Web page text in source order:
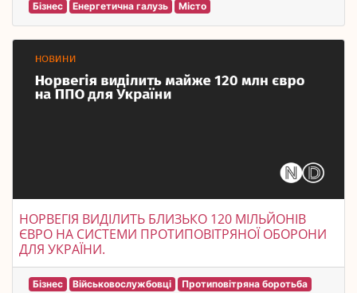
Бізнес Енергетична галузь Місто
НОРВЕГІЯ ВИДІЛИТЬ БЛИЗЬКО 120 МІЛЬЙОНІВ
ЄВРО НА СИСТЕМИ ПРОТИПОВІТРЯНОЇ ОБОРОНИ
ДЛЯ УКРАЇНИ.
Бізнес Військовослужбовці Протиповітряна боротьба